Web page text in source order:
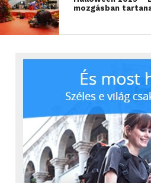
közös nyári élménynél
életbevágó: az
komoly veszélyt
A fiatal sofőröknél különösen
biztonság kérdése is, hiszen
esetleg kölcsönkapott
neki a nyári utaknak. A
ezért külön is kiemelik: hiába
modern biztonsági rendszer,
mozgásban